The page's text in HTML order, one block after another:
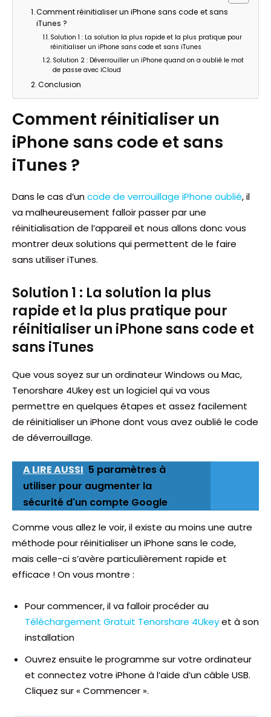
Comment réinitialiser un iPhone sans code et sans
iTunes ?
Solution 1 : La solution la plus rapide et la plus pratique pour
réinitialiser un iPhone sans code et sans iTunes
Solution 2 : Déverrouiller un iPhone quand on a oublié le mot
de passe avec iCloud
Conclusion
Comment réinitialiser un
iPhone sans code et sans
iTunes ?
Dans le cas d’uncode de verrouillage iPhone oublié, il
va malheureusement falloir passer par une
réinitialisation de l’appareil et nous allons donc vous
montrer deux solutions qui permettent de le faire
sans utiliser iTunes.
Solution 1 : La solution la plus
rapide et la plus pratique pour
réinitialiser un iPhone sans code et
sans iTunes
Que vous soyez sur un ordinateur Windows ou Mac,
Tenorshare 4Ukey est un logiciel qui va vous
permettre en quelques étapes et assez facilement
de réinitialiser un iPhone dont vous avez oublié le code
de déverrouillage.
A LIRE AUSSI 5 paramètres à
utiliser pour augmenter la
sécurité d'un compte Google
Comme vous allez le voir, il existe au moins une autre
méthode pour réinitialiser un iPhone sans le code,
mais celle-ci s’avère particulièrement rapide et
efficace ! On vous montre :
Pour commencer, il va falloir procéder au
Téléchargement Gratuit Tenorshare 4Ukeyet à son
installation
Ouvrez ensuite le programme sur votre ordinateur
et connectez votre iPhone à l’aide d’un câble USB.
Cliquez sur « Commencer ».